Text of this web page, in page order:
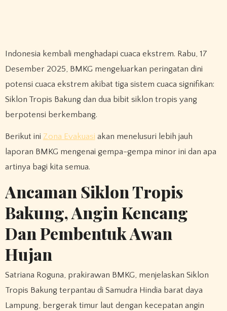
Indonesia kembali menghadapi cuaca ekstrem. Rabu, 17
Desember 2025, BMKG mengeluarkan peringatan dini
potensi cuaca ekstrem akibat tiga sistem cuaca signifikan:
Siklon Tropis Bakung dan dua bibit siklon tropis yang
berpotensi berkembang.
Berikut ini Zona Evakuasi akan menelusuri lebih jauh
laporan BMKG mengenai gempa-gempa minor ini dan apa
artinya bagi kita semua.
Ancaman Siklon Tropis
Bakung, Angin Kencang
Dan Pembentuk Awan
Hujan
Satriana Roguna, prakirawan BMKG, menjelaskan Siklon
Tropis Bakung terpantau di Samudra Hindia barat daya
Lampung, bergerak timur laut dengan kecepatan angin